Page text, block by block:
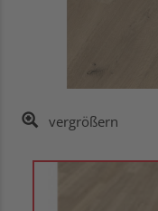
vergrößern